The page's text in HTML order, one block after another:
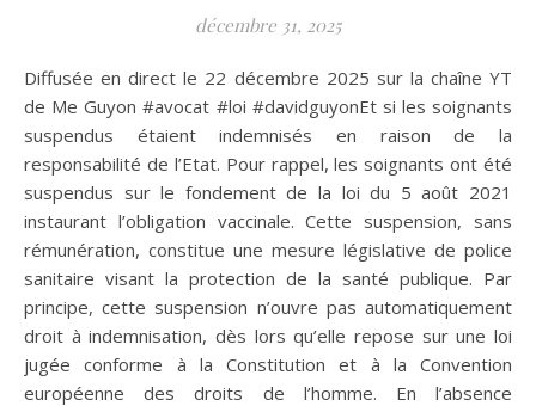
décembre 31, 2025
Diffusée en direct le 22 décembre 2025 sur la chaîne YT
de Me Guyon #avocat #loi #davidguyonEt si les soignants
suspendus étaient indemnisés en raison de la
responsabilité de l’Etat. Pour rappel, les soignants ont été
suspendus sur le fondement de la loi du 5 août 2021
instaurant l’obligation vaccinale. Cette suspension, sans
rémunération, constitue une mesure législative de police
sanitaire visant la protection de la santé publique. Par
principe, cette suspension n’ouvre pas automatiquement
droit à indemnisation, dès lors qu’elle repose sur une loi
jugée conforme à la Constitution et à la Convention
européenne des droits de l’homme. En l’absence